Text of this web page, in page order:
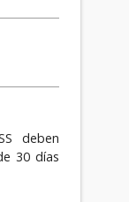
deben
30 días